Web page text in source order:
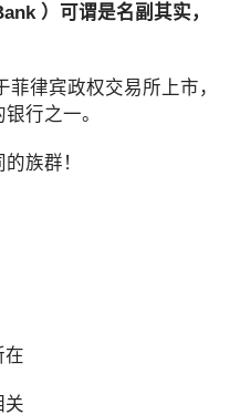
）可谓是名副其实，
菲律宾政权交易所上市，
行之一。
族群！
在
关